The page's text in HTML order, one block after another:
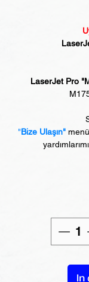
LaserJet Pro
"Bize Ulaşın"
In